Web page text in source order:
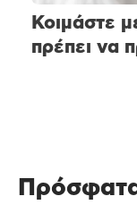
Κοιμάστε
πρέπει να